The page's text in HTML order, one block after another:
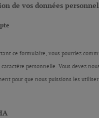
de vos données
ce formulaire, vous pourriez
personnelle. Vous devez
pour que nous puissions les